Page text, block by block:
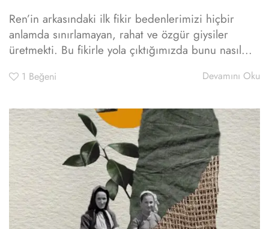
Ren’in arkasındaki ilk fikir bedenlerimizi hiçbir
anlamda sınırlamayan, rahat ve özgür giysiler
üretmekti. Bu fikirle yola çıktığımızda bunu nasıl...
1 Beğeni Devamını Oku